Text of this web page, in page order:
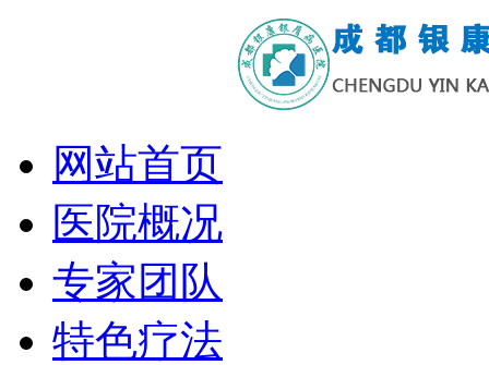
网站首页
医院概况
专家团队
特色疗法